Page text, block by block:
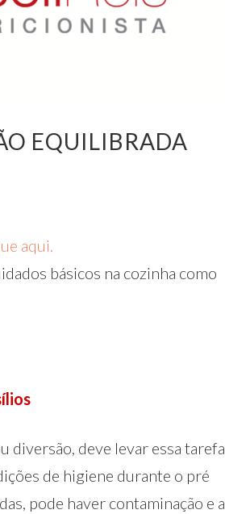
EQUILIBRADA
aqui.
básicos na cozinha como
diversão, deve levar essa tarefa
de higiene durante o pré
pode haver contaminação e a